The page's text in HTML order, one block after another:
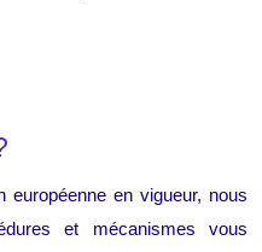
européenne en vigueur, nous
et mécanismes vous